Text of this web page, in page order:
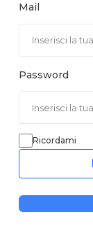
Mail
Password
Ricordami